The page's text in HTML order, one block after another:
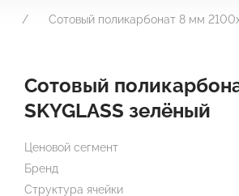
Сотовый поликарбонат 8 мм
Сотовый
SKYGLASS зелёный
Ценовой сегмент
Бренд
Структура ячейки